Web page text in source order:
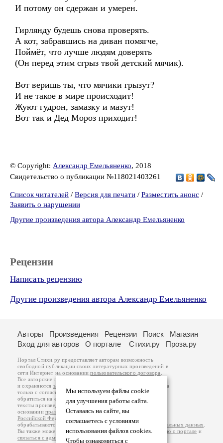
И потому он сдержан и умерен.
Гирлянду будешь снова проверять.
А кот, забравшись на диван помягче,
Поймёт, что лучше людям доверять
(Он перед этим сгрыз твой детский мячик).
Вот веришь ты, что мячики грызут?
И не такое в мире происходит!
Жуют гудрон, замазку и мазут!
Вот так и Дед Мороз приходит!
© Copyright: Александр Емельяненко, 2018
Свидетельство о публикации №118021403261
Список читателей / Версия для печати / Разместить анонс /
Заявить о нарушении
Другие произведения автора Александр Емельяненко
Рецензии
Написать рецензию
Другие произведения автора Александр Емельяненко
Мы используем файлы cookie
для улучшения работы сайта.
Оставаясь на сайте, вы
соглашаетесь с условиями
использования файлов cookies.
Чтобы ознакомиться с
Авторы Произведения Рецензии Поиск
Магазин
Вход для авторов
О портале Стихи.ру Проза.ру
Портал Стихи.ру предоставляет авторам возможность
свободной публикации своих литературных произведений в
сети Интернет на основаниипользовательского договора
Все авторские права на произведения принадлежат авторам
и охраняются законом
. Перепечатка произведений возможна
только с согласия его автора, к которому вы можете
обратиться на его авторской странице. Ответственность за
тексты произведений авторы несут самостоятельно на
основанииправил публикацииизаконодательства
Российской Федерации
обрабатываются на основанииПолитики обработки персональных данных
Вы также можете посмотреть более подробнуюинформацию о портале и
связаться с администрацией